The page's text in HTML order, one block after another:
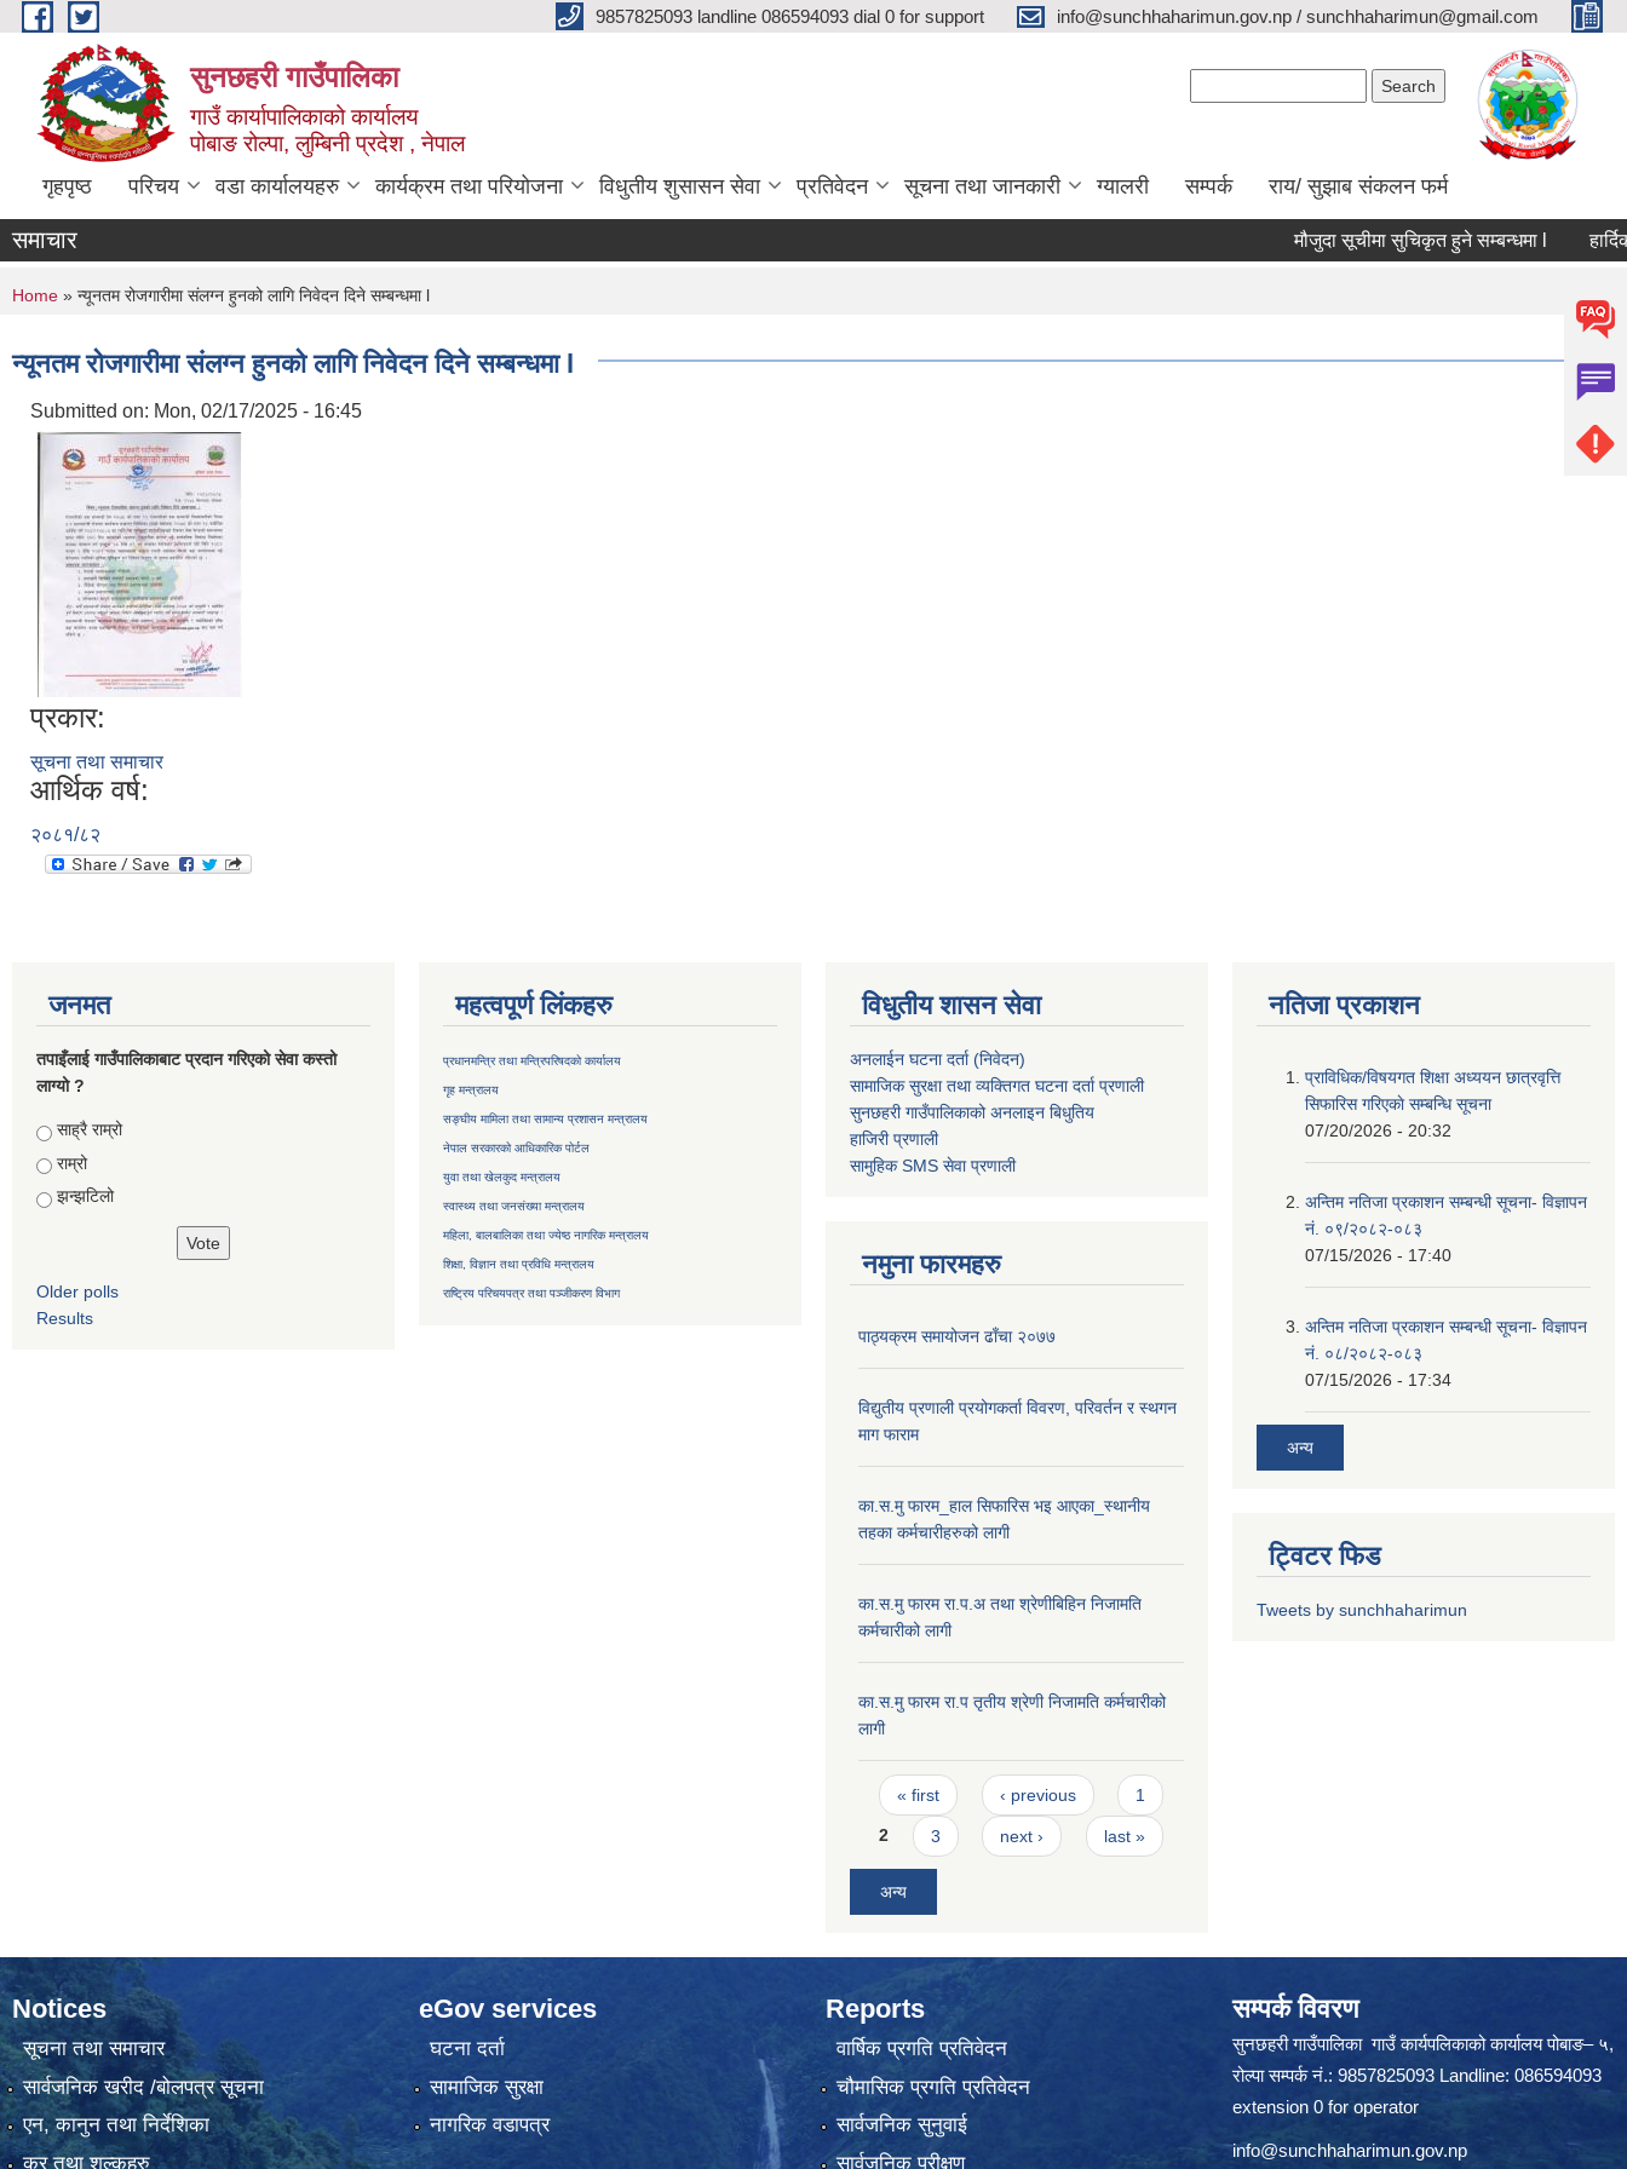
Skip to main content 9857825093 landline 086594093 dial 0 for support info@sunchhaharimun.gov.np / sunchhaharimun@gmail.com
सुनछहरी गाउँपालिका
गाउँ कार्यापालिकाको कार्यालय
पोबाङ रोल्पा, लुम्बिनी प्रदेश , नेपाल
गृहपृष्ठ परिचय वडा कार्यालयहरु कार्यक्रम तथा परियोजना विधुतीय शुसासन सेवा प्रतिवेदन सूचना तथा जानकारी ग्यालरी सम्पर्क राय/ सुझाब संकलन फर्म
समाचार मौजुदा सूचीमा सुचिकृत हुने सम्बन्धमा l हार्दिक
You are here
Home » न्यूनतम रोजगारीमा संलग्न हुनको लागि निवेदन दिने सम्बन्धमा l
न्यूनतम रोजगारीमा संलग्न हुनको लागि निवेदन दिने सम्बन्धमा l
Submitted on: Mon, 02/17/2025 - 16:45
प्रकार:
सूचना तथा समाचार
आर्थिक वर्ष:
२०८१/८२
जनमत
तपाइँलाई गाउँपालिकाबाट प्रदान गरिएको सेवा कस्तो
लाग्यो ?
Choices
साह्रै राम्रो
राम्रो
झन्झटिलो
Older polls
Results
महत्वपूर्ण लिंकहरु
प्रधानमन्त्रि तथा मन्त्रिपरिषदको कार्यालय
गृह मन्त्रालय
सङ्घीय मामिला तथा सामान्य प्रशासन मन्त्रालय
नेपाल सरकारको आधिकारिक पोर्टल
युवा तथा खेलकुद मन्त्रालय
स्वास्थ्य तथा जनसंख्या मन्त्रालय
महिला, बालबालिका तथा ज्येष्ठ नागरिक मन्त्रालय
शिक्षा, विज्ञान तथा प्रविधि मन्त्रालय
राष्ट्रिय परिचयपत्र तथापञ्जीकरण विभाग
विधुतीय शासन सेवा
अनलाईन घटना दर्ता (निवेदन)
सामाजिक सुरक्षा तथा व्यक्तिगत घटना दर्ताप्रणाली
सुनछहरी गाउँपालिकाको अनलाइन बिधुतिय
हाजिरी प्रणाली
सामुहिकSMS सेवाप्रणाली
नमुना फारमहरु
पाठ्यक्रम समायोजन ढाँचा २०७७
विद्युतीय प्रणाली प्रयोगकर्ता विवरण, परिवर्तन र स्थगन
माग फाराम
का.स.मु फारम_हाल सिफारिस भइ आएका_स्थानीय
तहका कर्मचारीहरुको लागी
का.स.मु फारम रा.प.अ तथा श्रेणीबिहिन निजामति
कर्मचारीको लागी
का.स.मु फारम रा.प तृतीय श्रेणी निजामति कर्मचारीको
लागी
Pages
« first ‹ previous 1
2 3 next › last »
अन्य
नतिजा प्रकाशन
प्राविधिक/विषयगत शिक्षा अध्ययन छात्रवृत्ति
सिफारिस गरिएकाे सम्बन्धि सूचना
07/20/2026 - 20:32
अन्तिम नतिजा प्रकाशन सम्बन्धी सूचना- विज्ञापन
नं. ०९/२०८२-०८३
07/15/2026 - 17:40
अन्तिम नतिजा प्रकाशन सम्बन्धी सूचना- विज्ञापन
नं. ०८/२०८२-०८३
07/15/2026 - 17:34
अन्य
ट्विटर फिड
Tweets by sunchhaharimun
Notices
सूचना तथा समाचार
सार्वजनिक खरीद /बोलपत्र सूचना
एन, कानुन तथा निर्देशिका
कर तथा शुल्कहरु
eGov services
घटना दर्ता
सामाजिक सुरक्षा
नागरिक वडापत्र
Reports
वार्षिक प्रगति प्रतिवेदन
चौमासिक प्रगति प्रतिवेदन
सार्वजनिक सुनुवाई
सार्वजनिक परीक्षण
सम्पर्क विवरण
सुनछहरी गाउँपालिका गाउँ कार्यपलिकाको कार्यालय पोबाङ– ५,
रोल्पा सम्पर्क नं.: 9857825093 Landline: 086594093
extension 0 for operator
info@sunchhaharimun.gov.np